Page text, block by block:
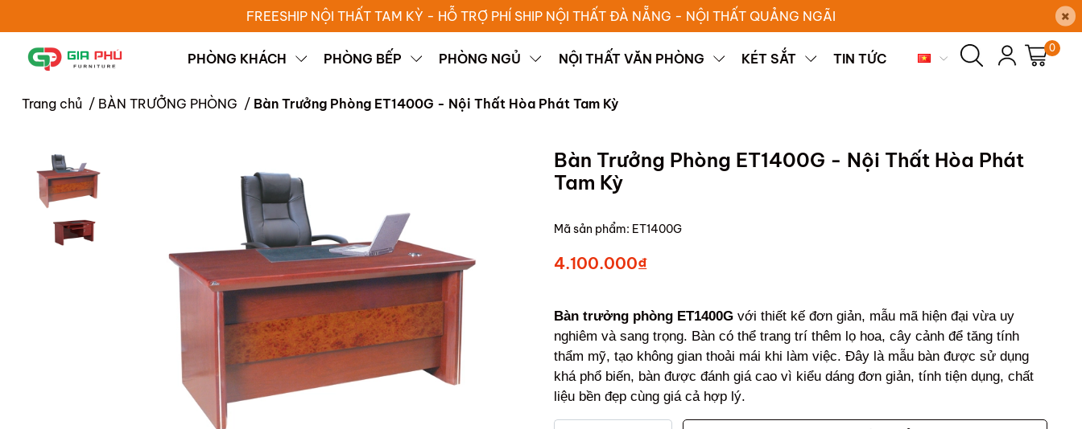
FREESHIP NỘI THẤT TAM KỲ - HỖ TRỢ PHÍ SHIP NỘI THẤT ĐÀ NẴNG - NỘI THẤT QUẢNG NGÃI ×
PHÒNG KHÁCH PHÒNG BẾP PHÒNG NGỦ NỘI THẤT VĂN PHÒNG KÉT SẮT TIN TỨC
0
Trang chủ / BÀN TRƯỞNG PHÒNG / Bàn Trưởng Phòng ET1400G - Nội Thất Hòa Phát Tam Kỳ
Bàn Trưởng Phòng ET1400G - Nội Thất Hòa Phát
Tam Kỳ
Mã sản phẩm: ET1400G
4.100.000₫
Bàn trưởng phòng ET1400G với thiết kế đơn giản, mẫu mã hiện đại vừa uy
nghiêm và sang trọng. Bàn có thể trang trí thêm lọ hoa, cây cảnh để tăng tính
thẩm mỹ, tạo không gian thoải mái khi làm việc. Đây là mẫu bàn được sử dụng
khá phổ biến, bàn được đánh giá cao vì kiểu dáng đơn giản, tính tiện dụng, chất
liệu bền đẹp cùng giá cả hợp lý.